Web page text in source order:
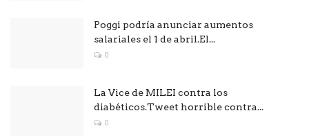
Poggi podría anunciar aumentos
salariales el 1 de abril.El...
0
La Vice de MILEI contra los
diabéticos.Tweet horrible contra...
0